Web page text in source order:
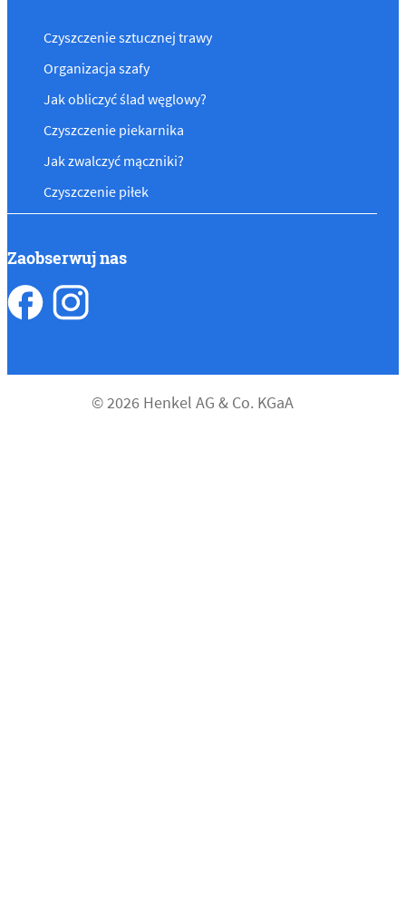
Czyszczenie sztucznej trawy
Organizacja szafy
Jak obliczyć ślad węglowy?
Czyszczenie piekarnika
Jak zwalczyć mączniki?
Czyszczenie piłek
Zaobserwuj nas
© 2026 Henkel AG & Co. KGaA